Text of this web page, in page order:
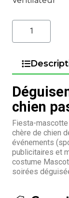
chien
Fiesta-
chère de chien
événements
publicitaires et
costume
soirées